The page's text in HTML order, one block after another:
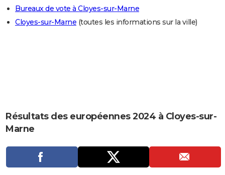
Art de vivre
Bien-être
Loisirs
Mode
Modes de vie
CARTE DE VOEUX
Carte de Noël
Carte Bonne année
Carte Saint-Valentin
Carte Pâques
Carte d'anniversaire
Dictionnaire
Biographies
Expressions
Proverbes
PROGRAMME TV
Bureaux de vote à Cloyes-sur-Marne
Cloyes-sur-Marne (toutes les informations sur la ville)
Résultats des européennes 2024 à Cloyes-sur-
Marne